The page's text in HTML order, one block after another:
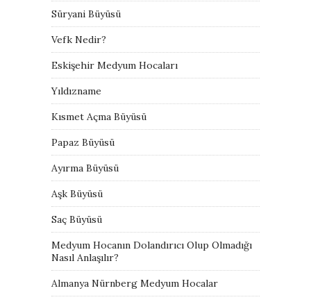
Süryani Büyüsü
Vefk Nedir?
Eskişehir Medyum Hocaları
Yıldızname
Kısmet Açma Büyüsü
Papaz Büyüsü
Ayırma Büyüsü
Aşk Büyüsü
Saç Büyüsü
Medyum Hocanın Dolandırıcı Olup Olmadığı
Nasıl Anlaşılır?
Almanya Nürnberg Medyum Hocalar